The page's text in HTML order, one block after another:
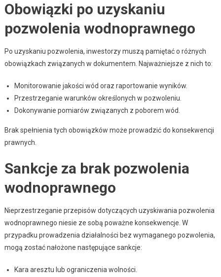
Obowiązki po uzyskaniu
pozwolenia wodnoprawnego
Po uzyskaniu pozwolenia, inwestorzy muszą pamiętać o różnych
obowiązkach związanych w dokumentem. Najważniejsze z nich to:
Monitorowanie jakości wód oraz raportowanie wyników.
Przestrzeganie warunków określonych w pozwoleniu.
Dokonywanie pomiarów związanych z poborem wód.
Brak spełnienia tych obowiązków może prowadzić do konsekwencji
prawnych.
Sankcje za brak pozwolenia
wodnoprawnego
Nieprzestrzeganie przepisów dotyczących uzyskiwania pozwolenia
wodnoprawnego niesie ze sobą poważne konsekwencje. W
przypadku prowadzenia działalności bez wymaganego pozwolenia,
mogą zostać nałożone następujące sankcje:
Kara aresztu lub ograniczenia wolności.